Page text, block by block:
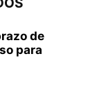
de
para